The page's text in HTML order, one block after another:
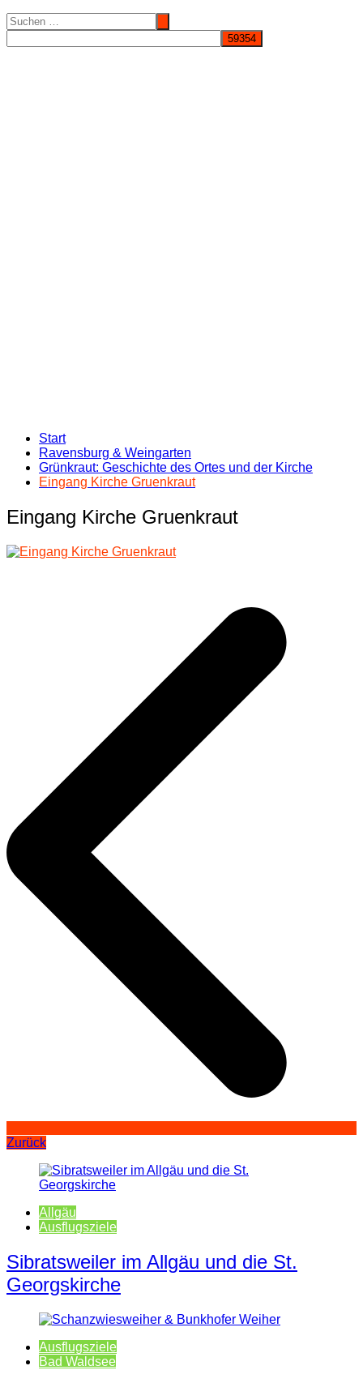
Start
Ravensburg & Weingarten
Grünkraut: Geschichte des Ortes und der Kirche
Eingang Kirche Gruenkraut
Eingang Kirche Gruenkraut
Zurück
Allgäu
Ausflugsziele
Sibratsweiler im Allgäu und die St.
Georgskirche
Ausflugsziele
Bad Waldsee